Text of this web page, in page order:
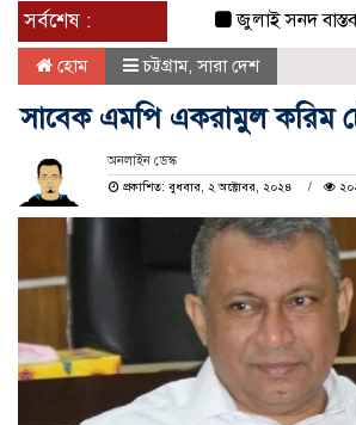
সর্বশেষ :
জুলাই সনদ
হোম চট্টগ্রাম,সারা দেশ
সাবেক এমপি একরামুল করিম
অনলাইন ডেস্ক
প্রকাশিত: বুধবার, ২ অক্টোবর, ২০২৪